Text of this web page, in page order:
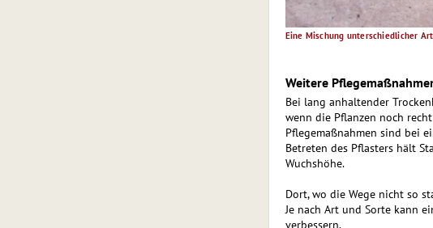
Eine Mischung unterschiedlicher
Weitere
Bei lang anhaltender
wenn die Pflanzen noch
Pflegemaßnahmen sind bei
Betreten des Pflasters hält
Wuchshöhe.
Dort, wo die Wege nicht so
Je nach Art und Sorte kann
verbessern.